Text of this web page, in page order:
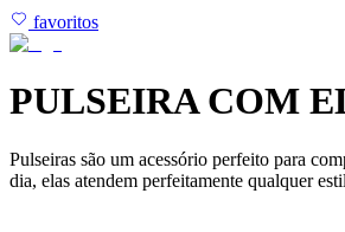
favoritos
PULSEIRA COM
Pulseiras são um acessório perfeito para
dia, elas atendem perfeitamente qualquer